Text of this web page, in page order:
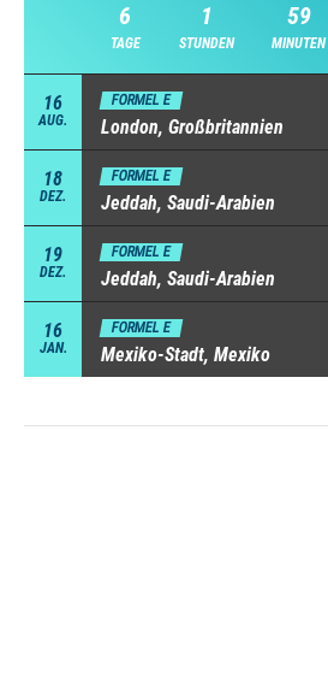
6
TAGE
1
STUNDEN
59
MINUTEN
16
AUG.
FORMEL E
London, Großbritannien
18
DEZ.
FORMEL E
Jeddah, Saudi-Arabien
19
DEZ.
FORMEL E
Jeddah, Saudi-Arabien
16
JAN.
FORMEL E
Mexiko-Stadt, Mexiko